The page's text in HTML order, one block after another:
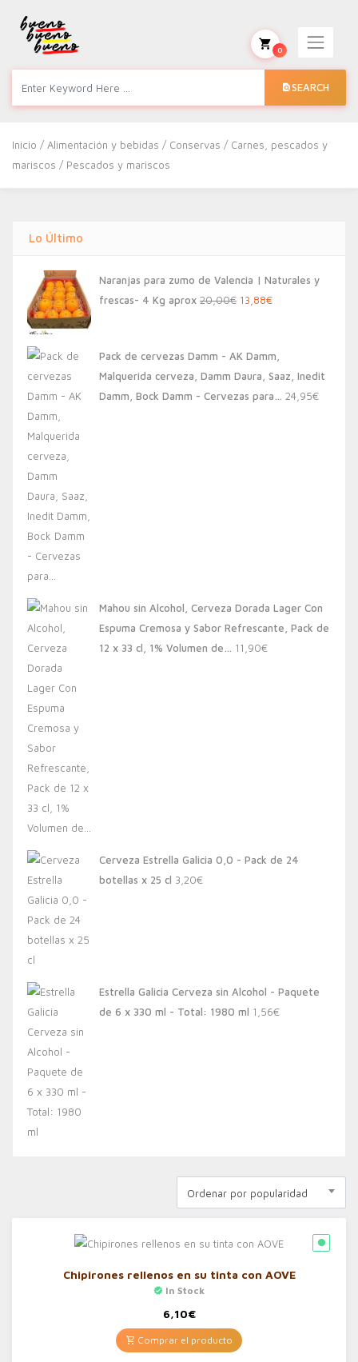
SEARCH
0
Inicio /Alimentación y bebidas / Conservas / Carnes, pescados y
mariscos / Pescados y mariscos
Lo Último
Naranjas para zumo de Valencia | Naturales y
frescas- 4 Kg aprox 20,00€ El
era:
20,00€.
13,88€El
es:
13,88€.
Pack de cervezas Damm - AK Damm,
Malquerida cerveza, Damm Daura, Saaz, Inedit
Damm, Bock Damm - Cervezas para… 24,95€
Mahou sin Alcohol, Cerveza Dorada Lager Con
Espuma Cremosa y Sabor Refrescante, Pack de
12 x 33 cl, 1% Volumen de… 11,90€
Cerveza Estrella Galicia 0,0 - Pack de 24
botellas x 25 cl 3,20€
Estrella Galicia Cerveza sin Alcohol - Paquete
de 6 x 330 ml - Total: 1980 ml 1,56€
Ordenar por popularidad
Chipirones rellenos en su tinta con AOVE
In Stock
6,10€
Comprar el producto